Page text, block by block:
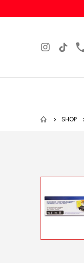
SHOP